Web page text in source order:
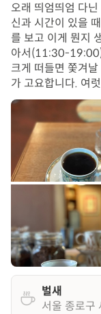
오래 띄엄띄엄 다
신과 시간이 있을
를 보고 이게 뭔지
아서(11:30-19:00)
크게 떠들면 쫓겨
가 고요합니다. 여
벌새
서울 종로구